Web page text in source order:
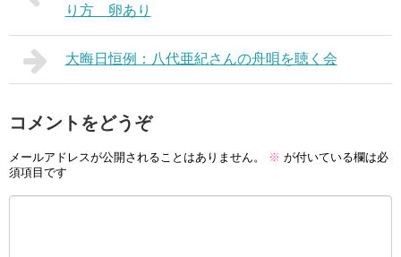
り方 卵あり
大晦日恒例：八代亜紀さんの舟唄を聴く会
コメントをどうぞ
メールアドレスが公開されることはありません。 ※ が付いている欄は必
須項目です